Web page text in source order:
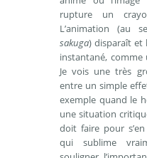
rupture un
L’animation (au
sakuga) disparaît et
instantané,
Je vois une très
entre un simple
exemple quand le
une situation
doit faire pour
qui sublime